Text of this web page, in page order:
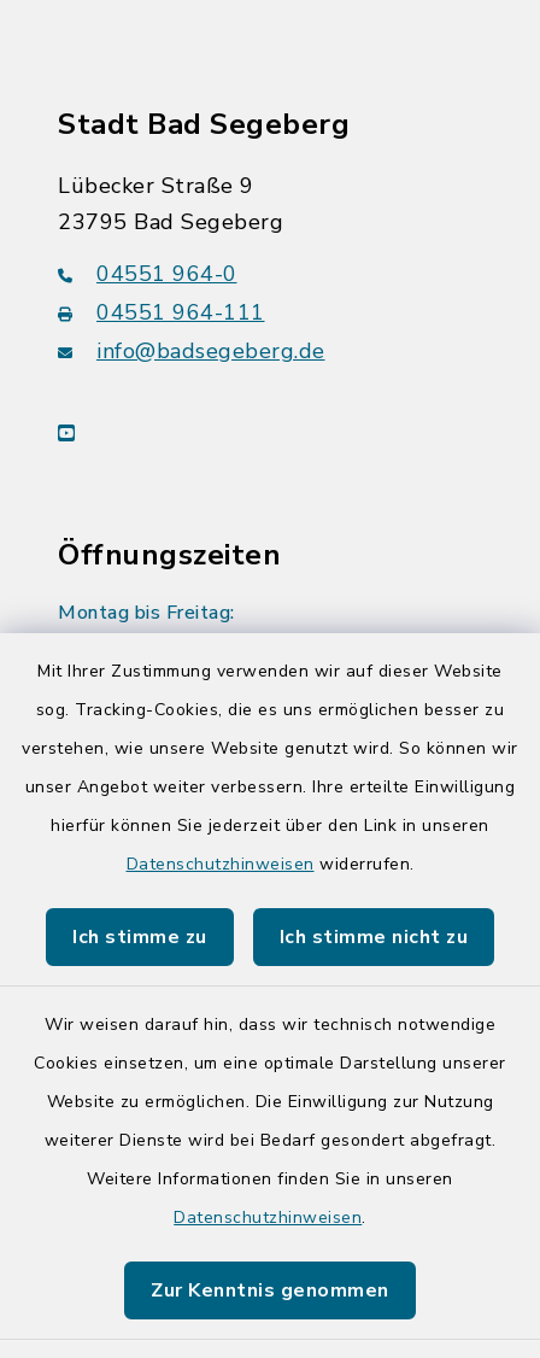
Mit Ihrer Zustimmung verwenden wir auf dieser Website
sog. Tracking-Cookies, die es uns ermöglichen besser zu
verstehen, wie unsere Website genutzt wird. So können wir
unser Angebot weiter verbessern. Ihre erteilte Einwilligung
hierfür können Sie jederzeit über den Link in unseren
Datenschutzhinweisen widerrufen.
Ich stimme zu Ich stimme nicht zu
Wir weisen darauf hin, dass wir technisch notwendige
Cookies einsetzen, um eine optimale Darstellung unserer
Website zu ermöglichen. Die Einwilligung zur Nutzung
weiterer Dienste wird bei Bedarf gesondert abgefragt.
Weitere Informationen finden Sie in unseren
Datenschutzhinweisen.
Zur Kenntnis genommen
Stadt Bad Segeberg
Lübecker Straße 9
23795 Bad Segeberg
04551 964-0
04551 964-111
info@badsegeberg.de
youtube
Öffnungszeiten
Montag bis Freitag:
Donnerstag zusätzlich:
14:00-17:00 Uhr
Quicklinks
Tourist-Info der Stadt Bad Segeberg
Barrierefreiheit
Impressum